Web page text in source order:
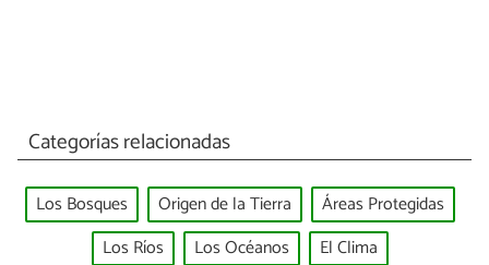
Categorías relacionadas
Los Bosques Origen de la Tierra
Áreas Protegidas
Los Ríos
Los Océanos El Clima